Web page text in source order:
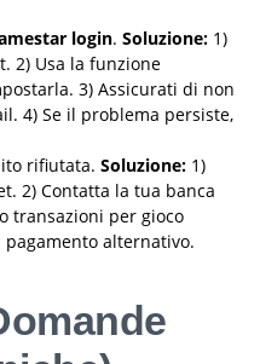
login. Soluzione: 1)
2) Usa la funzione
3) Assicurati di non
4) Se il problema persiste,
rifiutata. Soluzione: 1)
2) Contatta la tua banca
transazioni per gioco
pagamento alternativo.